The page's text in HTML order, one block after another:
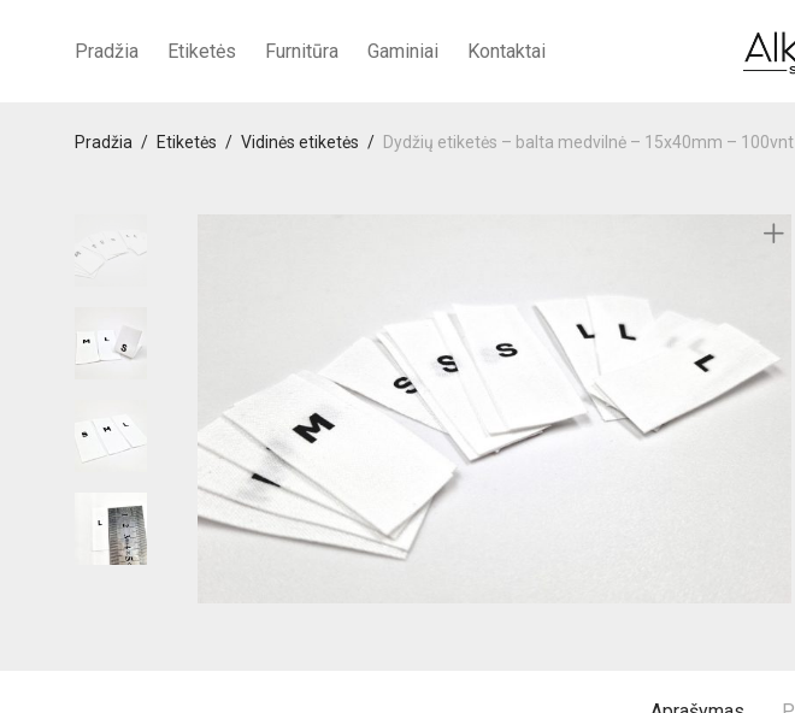
Pradžia Etiketės Furnitūra Gaminiai Kontaktai
Pradžia / Etiketės / Vidinės etiketės / Dydžių etiketės – balta medvilnė – 15x40mm – 100vnt